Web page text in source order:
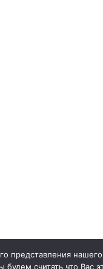
представления
будем считать что Вас